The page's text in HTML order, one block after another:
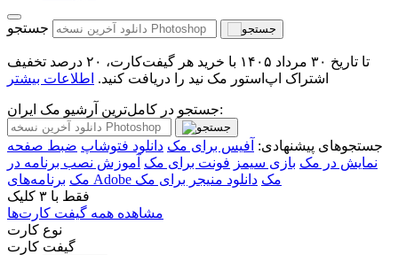
جستجو
تا تاریخ ۳۰ مرداد ۱۴۰۵ با خرید هر گیفت‌کارت، ۲۰ درصد تخفیف
اشتراک اپ‌استور مک نید را دریافت کنید. اطلاعات بیشتر
جستجو در کامل‌ترین آرشیو مک ایران:
جستجوهای پیشنهادی: آفیس برای مک دانلود فتوشاپ ضبط صفحه
نمایش در مک بازی سیمز فونت برای مک آموزش نصب برنامه در
مک
برنامه‌های Adobe مک دانلود منیجر برای مک
فقط با ۳ کلیک
مشاهده همه گیفت کارت‌ها
نوع کارت
گیفت کارت